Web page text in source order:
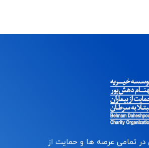
در تمامی عرصه ها و حمایت از